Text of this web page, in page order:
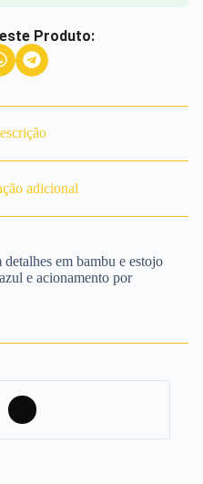
Produto:
adicional
em bambu e estojo
e acionamento por